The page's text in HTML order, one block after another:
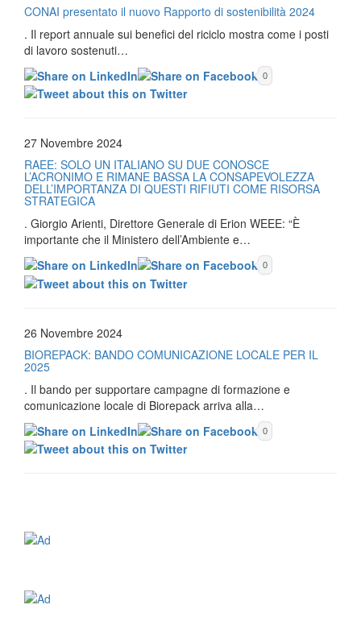
CONAI presentato il nuovo Rapporto di sostenibilità 2024
. Il report annuale sui benefici del riciclo mostra come i posti
di lavoro sostenuti…
0
27 Novembre 2024
RAEE: SOLO UN ITALIANO SU DUE CONOSCE
L’ACRONIMO E RIMANE BASSA LA CONSAPEVOLEZZA
DELL’IMPORTANZA DI QUESTI RIFIUTI COME RISORSA
STRATEGICA
. Giorgio Arienti, Direttore Generale di Erion WEEE: “È
importante che il Ministero dell’Ambiente e…
0
26 Novembre 2024
BIOREPACK: BANDO COMUNICAZIONE LOCALE PER IL
2025
. Il bando per supportare campagne di formazione e
comunicazione locale di Biorepack arriva alla…
0